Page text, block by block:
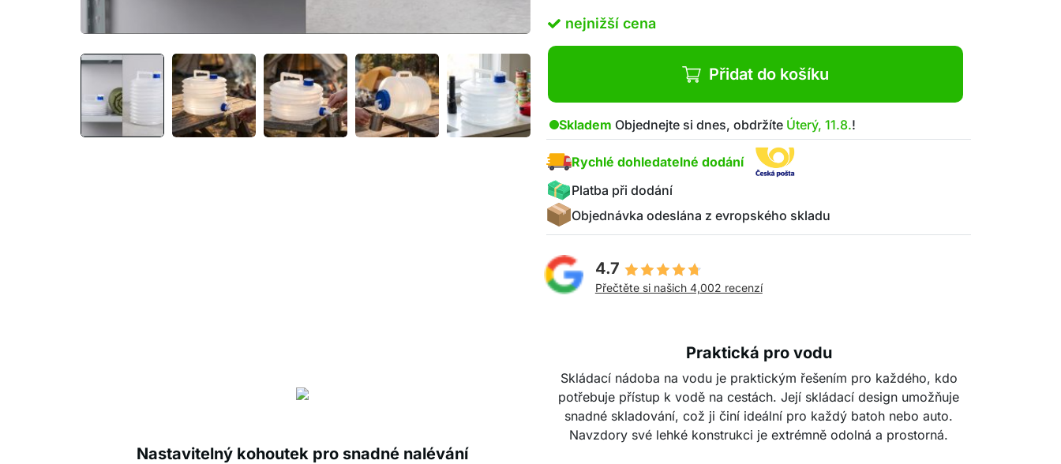
nejnižší cena
Přidat do košíku
Skladem Objednejte si dnes, obdržíte Úterý, 11.8.!
Rychlé dohledatelné dodání
Platba při dodání
Objednávka odeslána z evropského skladu
4.7
Přečtěte si našich 4,002 recenzí
Praktická pro vodu
Skládací nádoba na vodu je praktickým řešením pro každého, kdo
potřebuje přístup k vodě na cestách. Její skládací design umožňuje
snadné skladování, což ji činí ideální pro každý batoh nebo auto.
Navzdory své lehké konstrukci je extrémně odolná a prostorná.
Nastavitelný kohoutek pro snadné nalévání